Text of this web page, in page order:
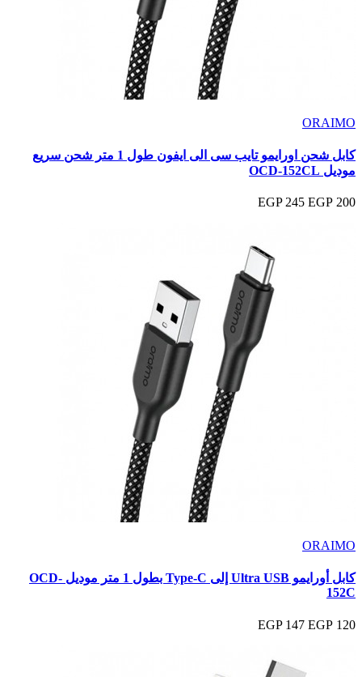
ORAIMO
كابل شحن اورايمو تايب سى الى ايفون طول 1 متر شحن سريع
موديل OCD-152CL
200 EGP
245 EGP
ORAIMO
كابل أورايمو Ultra USB إلى Type-C بطول 1 متر موديل OCD-
152C
120 EGP
147 EGP